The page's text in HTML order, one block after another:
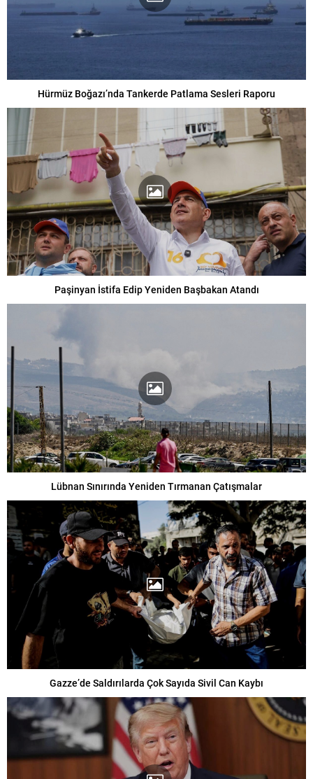
Hürmüz Boğazı’nda Tankerde Patlama Sesleri Raporu
Paşinyan İstifa Edip Yeniden Başbakan Atandı
Lübnan Sınırında Yeniden Tırmanan Çatışmalar
Gazze’de Saldırılarda Çok Sayıda Sivil Can Kaybı